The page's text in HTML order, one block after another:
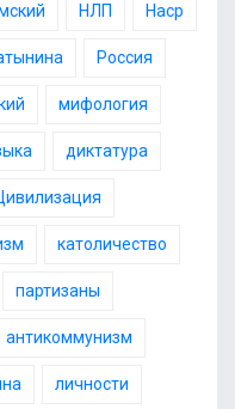
НЛП Наср
Россия
мифология
диктатура
католичество
партизаны
антикоммунизм
личности